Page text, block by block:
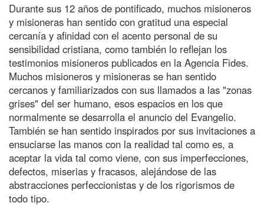
Durante sus 12 años de pontificado, muchos misioneros
y misioneras han sentido con gratitud una especial
cercanía y afinidad con el acento personal de su
sensibilidad cristiana, como también lo reflejan los
testimonios misioneros publicados en la Agencia Fides.
Muchos misioneros y misioneras se han sentido
cercanos y familiarizados con sus llamados a las "zonas
grises" del ser humano, esos espacios en los que
normalmente se desarrolla el anuncio del Evangelio.
También se han sentido inspirados por sus invitaciones a
ensuciarse las manos con la realidad tal como es, a
aceptar la vida tal como viene, con sus imperfecciones,
defectos, miserias y fracasos, alejándose de las
abstracciones perfeccionistas y de los rigorismos de
todo tipo.